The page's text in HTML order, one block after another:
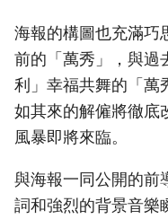
海報的構圖也充滿巧
前的「萬秀」，與過
利」幸福共舞的「萬
如其來的解僱將徹底
風暴即將來臨。
與海報一同公開的前
詞和強烈的背景音樂